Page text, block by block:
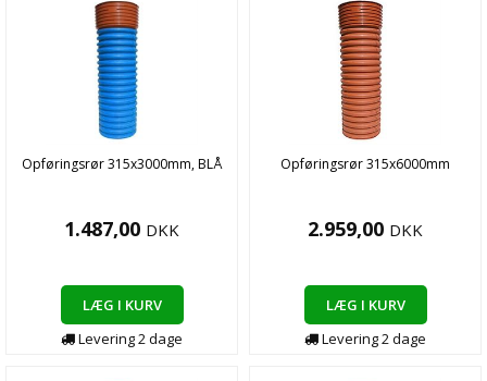
Opføringsrør 315x3000mm, BLÅ
1.487,00 DKK
LÆG I KURV
Levering2dage
Opføringsrør 315x6000mm
2.959,00 DKK
LÆG I KURV
Levering2dage